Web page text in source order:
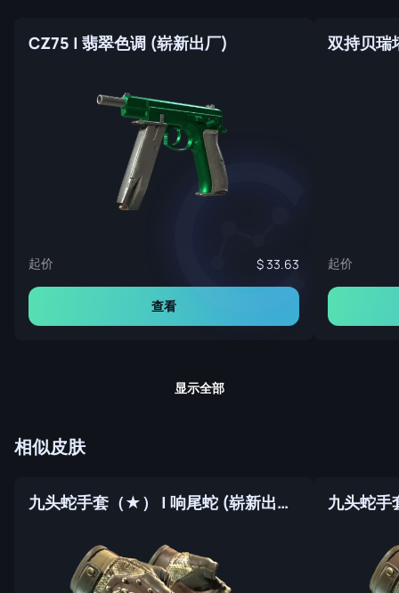
CZ75 | 翡翠色调 (崭新出厂)
起价 33.63
查看
双持贝瑞
起价
显示全部
相似皮肤
九头蛇手套（★） | 响尾蛇 (崭新出厂)